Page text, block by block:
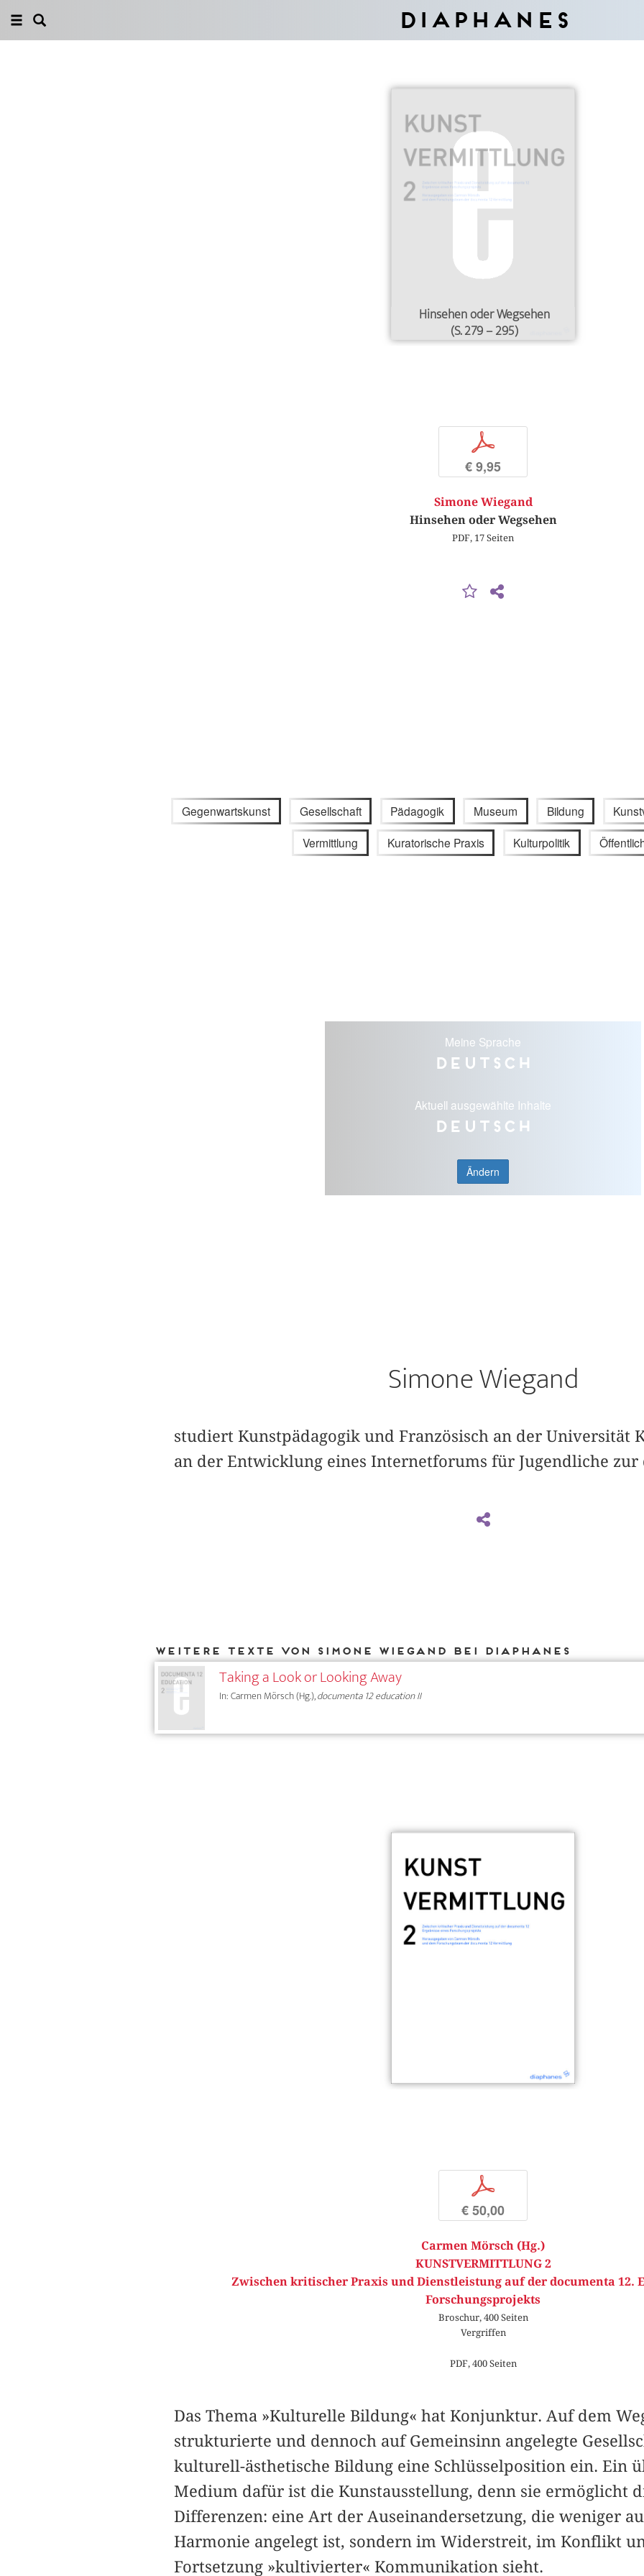
Diaphanes
Hinsehen oder Wegsehen
(S. 279 – 295)
p
€ 9,95
Simone Wiegand
Hinsehen oder Wegsehen
PDF, 17 Seiten
Gegenwartskunst Gesellschaft Pädagogik Museum Bildung
Vermittlung Kuratorische Praxis Kulturpolitik
Meine Sprache
Deutsch
Aktuell ausgewählte Inhalte
Deutsch
Ändern
Simone Wiegand
studiert Kunstpädagogik und Französisch an der Universität
an der Entwicklung eines Internetforums für Jugendliche zur
Weitere Texte von Simone Wiegand bei DIAPHANES
Taking a Look or Looking Away
In: Carmen Mörsch (Hg.),documenta 12 education II
p
€ 50,00
Carmen Mörsch (Hg.)
KUNSTVERMITTLUNG 2
Zwischen kritischer Praxis und Dienstleistung auf der documenta 12.
Forschungsprojekts
Broschur, 400 Seiten
Vergriffen
PDF, 400 Seiten
Das Thema »Kulturelle Bildung« hat Konjunktur. Auf dem
strukturierte und dennoch auf Gemeinsinn angelegte
kulturell-ästhetische Bildung eine Schlüsselposition ein. Ein
Medium dafür ist die Kunstausstellung, denn sie ermöglicht
Differenzen: eine Art der Auseinandersetzung, die weniger
Harmonie angelegt ist, sondern im Widerstreit, im Konflikt
Fortsetzung »kultivierter« Kommunikation sieht.